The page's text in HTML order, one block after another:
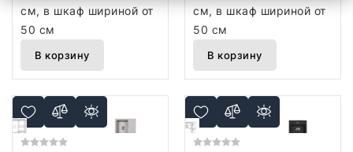
см, в шкаф шириной от
50 см
В корзину
см, в шкаф шириной от
50 см
В корзину